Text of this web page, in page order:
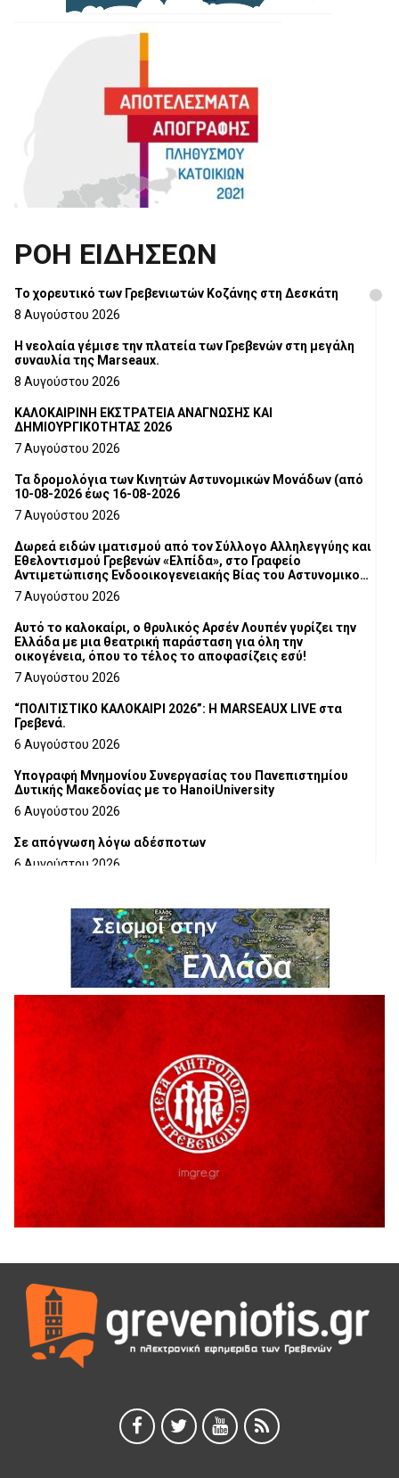
ΡΟΗ ΕΙΔΗΣΕΩΝ
Το χορευτικό των Γρεβενιωτών Κοζάνης στη Δεσκάτη
8 Αυγούστου 2026
Η νεολαία γέμισε την πλατεία των Γρεβενών στη μεγάλη
συναυλία της Marseaux.
8 Αυγούστου 2026
ΚΑΛΟΚΑΙΡΙΝΗ ΕΚΣΤΡΑΤΕΙΑ ΑΝΑΓΝΩΣΗΣ ΚΑΙ
ΔΗΜΙΟΥΡΓΙΚΟΤΗΤΑΣ 2026
7 Αυγούστου 2026
Τα δρομολόγια των Κινητών Αστυνομικών Μονάδων (από
10-08-2026 έως 16-08-2026
7 Αυγούστου 2026
Δωρεά ειδών ιματισμού από τον Σύλλογο Αλληλεγγύης και
Εθελοντισμού Γρεβενών «Ελπίδα», στο Γραφείο
Αντιμετώπισης Ενδοοικογενειακής Βίας του Αστυνομικού
Τμήματος Γρεβενών
7 Αυγούστου 2026
Αυτό το καλοκαίρι, ο θρυλικός Αρσέν Λουπέν γυρίζει την
Ελλάδα με μια θεατρική παράσταση για όλη την
οικογένεια, όπου το τέλος το αποφασίζεις εσύ!
7 Αυγούστου 2026
“ΠΟΛΙΤΙΣΤΙΚΟ ΚΑΛΟΚΑΙΡΙ 2026”: Η MARSEAUX LIVE στα
Γρεβενά.
6 Αυγούστου 2026
Υπογραφή Μνημονίου Συνεργασίας του Πανεπιστημίου
Δυτικής Μακεδονίας με το HanoiUniversity
6 Αυγούστου 2026
Σε απόγνωση λόγω αδέσποτων
6 Αυγούστου 2026
6 Αυγούστου 2026
Ολοκληρώνεται η ασφαλτόστρωση της οδού Περιβόλι –
6 Αυγούστου 2026
H παραδοχή λαθών είναι (και) δύναμη
5 Αυγούστου 2026
Ο ΑΝΔΡΕΑΣ ΑΣΛΑΝΙΔΗΣ ΣΥΝΕΧΙΖΕΙ ΣΤΟΝ ΠΡΩΤΕΑ
ΓΡΕΒΕΝΩΝ
5 Αυγούστου 2026
Ευχαριστήριο Εκπολιτιστικού Συλλόγου Ταξιάρχη προς κ.
Παρασχάκη Αθανάσιο
5 Αυγούστου 2026
Διακοπή υδροδότησης του Α΄ κλάδου ύδρευσης
5 Αυγούστου 2026
Θερινό Σινεμά στο πλαίσιο του «Πολιτιστικού
Καλοκαιριού 2026» με την βραβευμένη ταινία «Μικρές
Ανάσες».
5 Αυγούστου 2026
5 Αυγούστου 2026